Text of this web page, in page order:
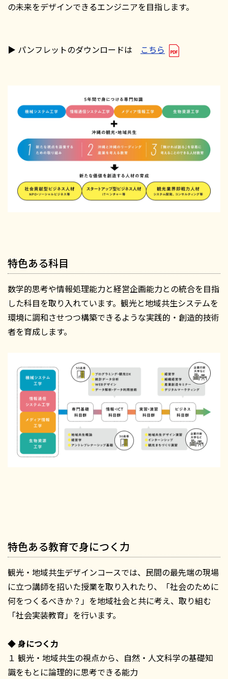
の未来をデザインできるエンジニアを目指します。
▶︎ パンフレットのダウンロードは こちら
特色ある科目
数学的思考や情報処理能力と経営企画能力との統合を目指
した科目を取り入れています。観光と地域共生システムを
環境に調和させつつ構築できるような実践的・創造的技術
者を育成します。
特色ある教育で身につく力
観光・地域共生デザインコースでは、民間の最先端の現場
に立つ講師を招いた授業を取り入れたり、「社会のために
何をつくるべきか？」を地域社会と共に考え、取り組む
「社会実装教育」を行います。
◆ 身につく力
１ 観光・地域共生の視点から、自然・人文科学の基礎知
識をもとに論理的に思考できる能力